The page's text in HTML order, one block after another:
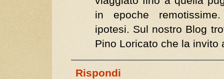
in epoche
ipotesi. Sul nostro Blog
Pino Loricato che la invito
Rispondi